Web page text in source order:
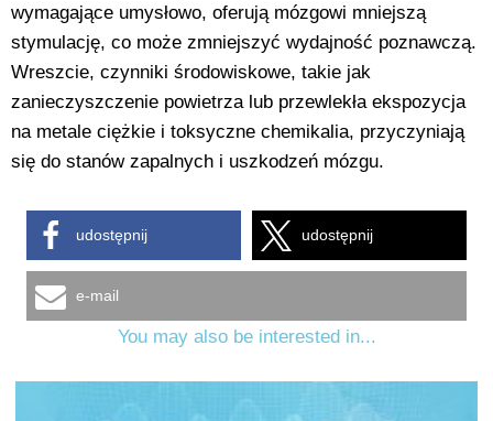
wymagające umysłowo, oferują mózgowi mniejszą
stymulację, co może zmniejszyć wydajność poznawczą.
Wreszcie, czynniki środowiskowe, takie jak
zanieczyszczenie powietrza lub przewlekła ekspozycja
na metale ciężkie i toksyczne chemikalia, przyczyniają
się do stanów zapalnych i uszkodzeń mózgu.
udostępnij udostępnij
e-mail
You may also be interested in...